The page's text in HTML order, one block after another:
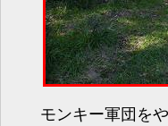
モンキー軍団を